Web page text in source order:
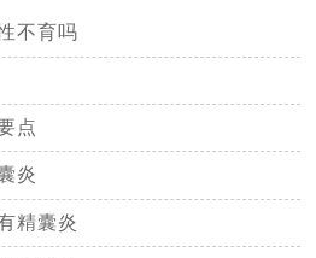
不育吗
点
炎
精囊炎